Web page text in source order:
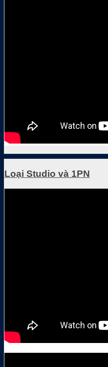
Loại Studio và 1PN